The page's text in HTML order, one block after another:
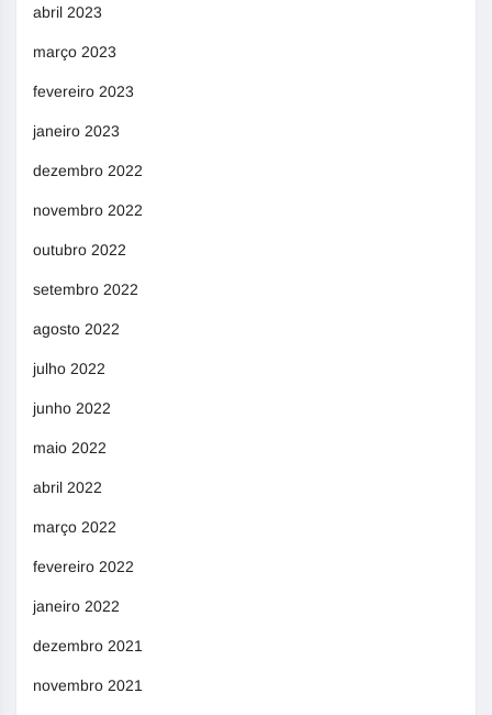
abril 2023
março 2023
fevereiro 2023
janeiro 2023
dezembro 2022
novembro 2022
outubro 2022
setembro 2022
agosto 2022
julho 2022
junho 2022
maio 2022
abril 2022
março 2022
fevereiro 2022
janeiro 2022
dezembro 2021
novembro 2021